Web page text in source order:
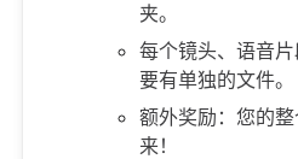
夹。
每个镜头、语音
要有单独的文件。
额外奖励：您的
来！